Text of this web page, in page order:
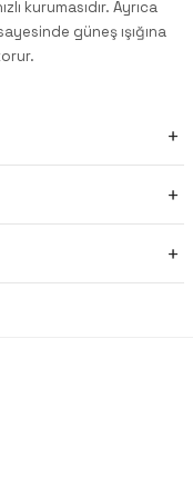
kurumasıdır. Ayrıca
güneş ışığına